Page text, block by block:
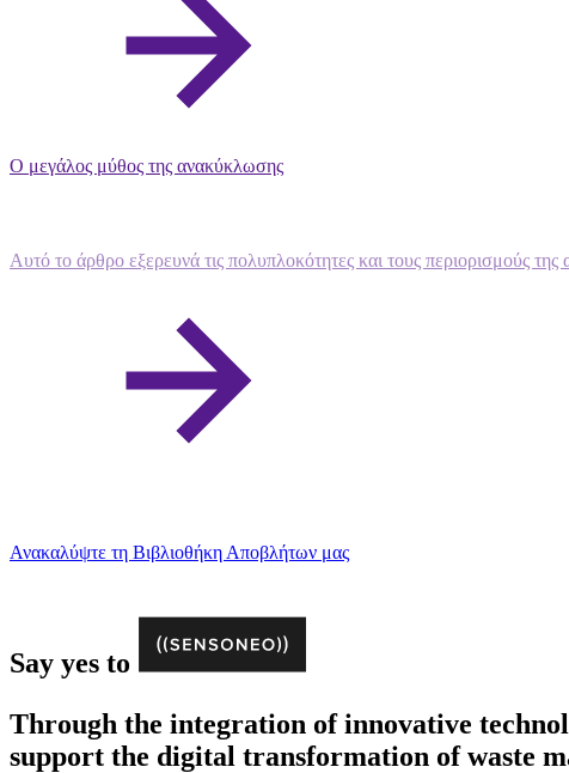
Ο μεγάλος μύθος της ανακύκλωσης
Αυτό το άρθρο εξερευνά τις πολυπλοκότητες και τους περιορισμούς
Ανακαλύψτε τη Βιβλιοθήκη Αποβλήτων μας
Say yes to
Through the integration of innovative
support the digital transformation of waste